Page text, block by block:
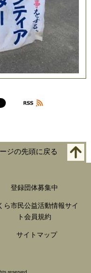
ジの先頭に戻る
登録団体募集中
ら市民公益活動情報サイ
ト会員規約
サイトマップ
reserved.